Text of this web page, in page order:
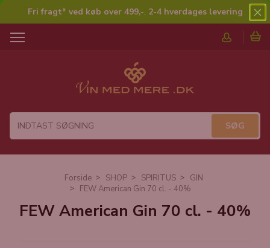
Fri fragt* ved køb over 499,-. 2-4 hverdages levering
T
a
i
Forside SHOP SPIRITUS
GIN
FEW American Gin 70 cl. - 40%
FEW American Gin 70 cl. - 40%